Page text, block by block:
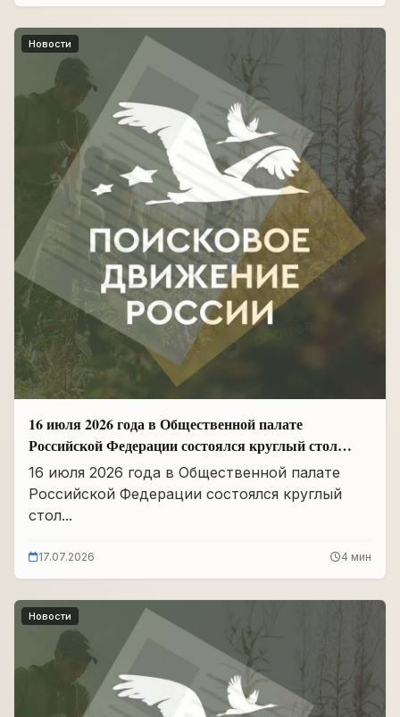
Новости
16 июля 2026 года в Общественной палате
Российской Федерации состоялся круглый стол
«Сохранение памяти о Героях подвига
самопожертвования и воспитание...
16 июля 2026 года в Общественной палате
Российской Федерации состоялся круглый
стол...
17.07.2026 4 мин
Новости